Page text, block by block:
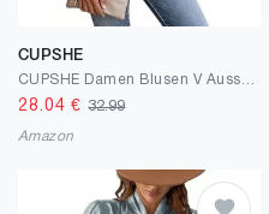
CUPSHE
28.04 €32.99
Amazon